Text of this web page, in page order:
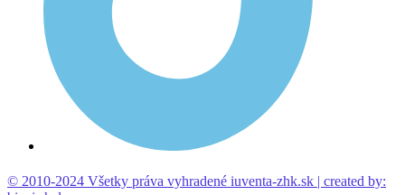
© 2010-2024 Všetky práva vyhradené iuventa-zhk.sk | created by: